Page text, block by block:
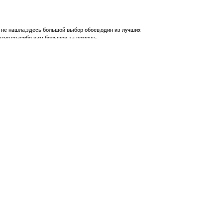
нашла,здесь большой выбор обоев,один из лучших
вам большое за помощь.